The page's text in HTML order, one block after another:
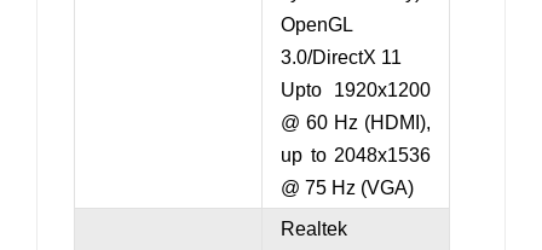
OpenGL
3.0/DirectX 11
Upto 1920x1200
@ 60 Hz (HDMI),
up to 2048x1536
@ 75 Hz (VGA)
Realtek